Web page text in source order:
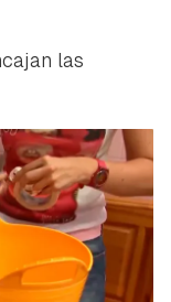
las